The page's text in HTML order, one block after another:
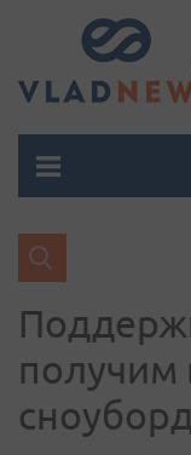
получим